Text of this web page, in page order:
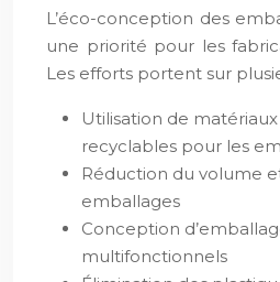
L’éco-conception des
une priorité pour les
Les efforts portent sur
Utilisation de
recyclables pour les
Réduction du volume
emballages
Conception
multifonctionnels